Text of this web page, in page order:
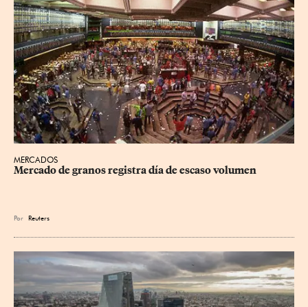
MERCADOS
Mercado de granos registra día de escaso volumen
Por Reuters